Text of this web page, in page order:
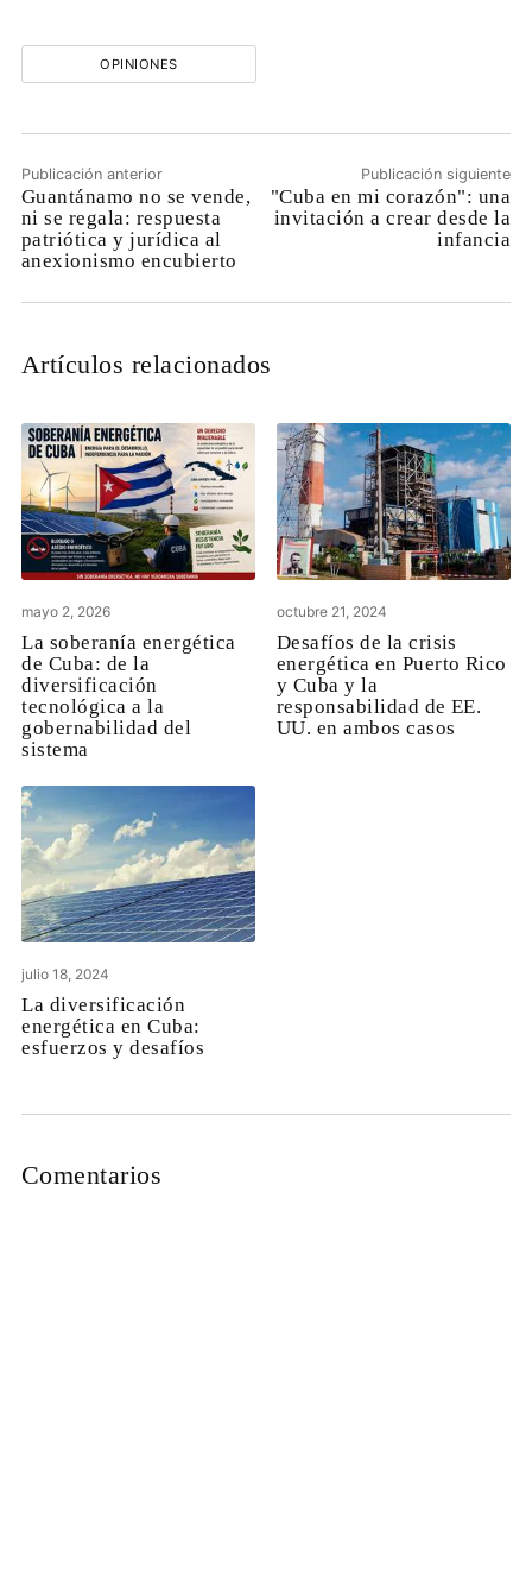
OPINIONES
Publicación anterior
Guantánamo no se vende,
ni se regala: respuesta
patriótica y jurídica al
anexionismo encubierto
Publicación siguiente
"Cuba en mi corazón": una
invitación a crear desde la
infancia
Artículos relacionados
mayo 2, 2026
La soberanía energética
de Cuba: de la
diversificación
tecnológica a la
gobernabilidad del
sistema
octubre 21, 2024
Desafíos de la crisis
energética en Puerto Rico
y Cuba y la
responsabilidad de EE.
UU. en ambos casos
julio 18, 2024
La diversificación
energética en Cuba:
esfuerzos y desafíos
Comentarios